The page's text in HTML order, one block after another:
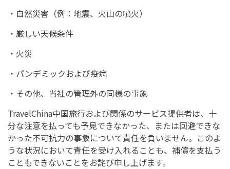
・自然災害（例：地震、火山の噴火）
・厳しい天候条件
・火災
・パンデミックおよび疫病
・その他、当社の管理外の同様の事象
TravelChina中国旅行および関係のサービス提供者は、十
分な注意を払っても予見できなかった、または回避できな
かった不可抗力の事象について責任を負いません。このよ
うな状況において責任を受け入れることも、補償を支払う
こともできないことをお詫び申し上げます。